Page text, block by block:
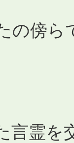
の傍ら
霊を